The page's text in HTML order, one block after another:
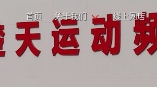
首页 关于我们 线上网店